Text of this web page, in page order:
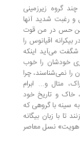
زیرزمینی
شدید آنها
در من قوت
اقیانوس را
اینکه
را خوب
چرا
و... ابرام
تاریخ خود
گروهی که
بیگانه
نسل معاصر